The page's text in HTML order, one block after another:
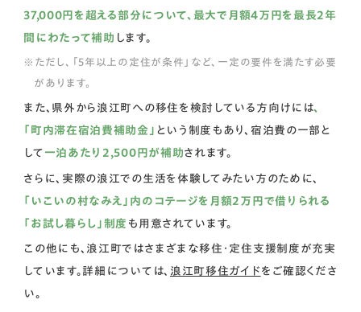
37,000円を超える部分について、最大で月額4万円を最長2年
間にわたって補助 します。
ただし、「5年以上の定住が条件」など、一定の要件を満たす必要
があります。
また、県外から浪江町への移住を検討している方向けには、
「町内滞在宿泊費補助金」 という制度もあり、宿泊費の一部と
して 一泊あたり2,500円が補助されます。
さらに、実際の浪江での生活を体験してみたい方のために、
「いこいの村なみえ」内のコテージを月額2万円で借りられる
「お試し暮らし」制度 も用意されています。
この他にも、浪江町ではさまざまな移住・定住支援制度が充実
しています。詳細については、 浪江町移住ガイド をご確認くださ
い。